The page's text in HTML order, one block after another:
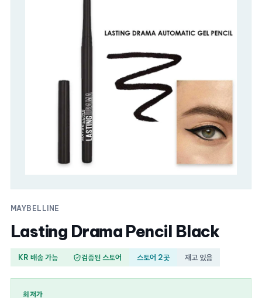
MAYBELLINE
Lasting Drama Pencil Black
KR 배송 가능 검증된 스토어 스토어 2곳 재고 있음
최저가